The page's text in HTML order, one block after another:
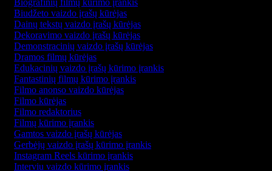
Biudžeto vaizdo įrašų kūrėjas
Dainų tekstų vaizdo įrašų kūrėjas
Dekoravimo vaizdo įrašų kūrėjas
Demonstracinių vaizdo įrašų kūrėjas
Dramos filmų kūrėjas
Edukacinių vaizdo įrašų kūrimo įrankis
Fantastinių filmų kūrimo įrankis
Filmo anonso vaizdo kūrėjas
Filmo kūrėjas
Filmo redaktorius
Filmų kūrimo įrankis
Gamtos vaizdo įrašų kūrėjas
Gerbėjų vaizdo įrašų kūrimo įrankis
Instagram Reels kūrimo įrankis
Interviu vaizdo kūrimo įrankis